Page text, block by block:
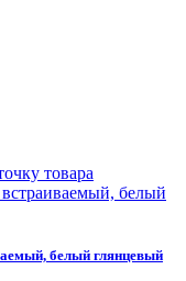
товара
белый глянцевый